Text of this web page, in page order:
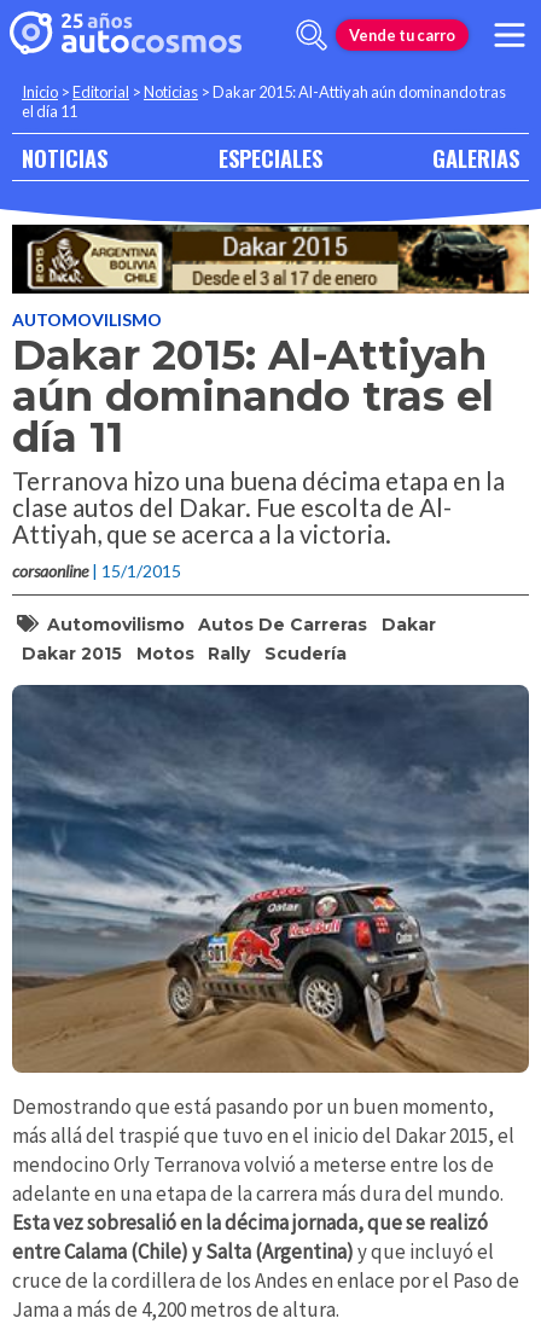
Vende tu carro
Inicio >Editorial >Noticias >Dakar 2015: Al-Attiyah aún dominando tras
el día 11
NOTICIAS ESPECIALES GALERIAS
AUTOMOVILISMO
Dakar 2015: Al-Attiyah
aún dominando tras el
día 11
Terranova hizo una buena décima etapa en la
clase autos del Dakar. Fue escolta de Al-
Attiyah, que se acerca a la victoria.
corsaonline | 15/1/2015
Automovilismo Autos De Carreras
Dakar
Dakar 2015
Motos Rally Scudería
Demostrando que está pasando por un buen momento,
más allá del traspié que tuvo en el inicio del Dakar 2015, el
mendocino Orly Terranova volvió a meterse entre los de
adelante en una etapa de la carrera más dura del mundo.
Esta vez sobresalió en la décima jornada, que se realizó
entre Calama (Chile) y Salta (Argentina)y que incluyó el
cruce de la cordillera de los Andes en enlace por el Paso de
Jama a más de 4,200 metros de altura.